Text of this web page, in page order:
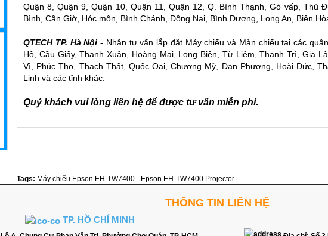
Quận 8, Quận 9, Quận 10, Quận 11, Quận 12, Q. Bình Thạnh, Gò vấp, Thủ
Bình, Cần Giờ, Hóc môn, Bình Chánh, Đồng Nai, Bình Dương, Long An, Biên
QTECH TP. Hà Nội - Nhận tư vấn lắp đặt Máy chiếu và Màn chiếu tại các
Hồ, Cầu Giấy, Thanh Xuân, Hoàng Mai, Long Biên, Từ Liêm, Thanh Trì, Gia
Vì, Phúc Thọ, Thạch Thất, Quốc Oai, Chương Mỹ, Đan Phượng, Hoài Đức,
Linh và các tỉnh khác.
Quý khách vui lòng liên hệ để được tư vấn miễn phí.
Tags: Máy chiếu Epson EH-TW7400 - Epson EH-TW7400 Projector
THÔNG TIN LIÊN HỆ
TP. HỒ CHÍ MINH